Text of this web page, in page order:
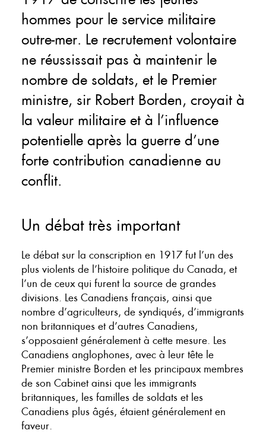
hommes pour le service militaire
outre-mer. Le recrutement volontaire
ne réussissait pas à maintenir le
nombre de soldats, et le Premier
ministre, sir Robert Borden, croyait à
la valeur militaire et à l’influence
potentielle après la guerre d’une
forte contribution canadienne au
conflit.
Un débat très important
Le débat sur la conscription en 1917 fut l’un des
plus violents de l’histoire politique du Canada, et
l’un de ceux qui furent la source de grandes
divisions. Les Canadiens français, ainsi que
nombre d’agriculteurs, de syndiqués, d’immigrants
non britanniques et d’autres Canadiens,
s’opposaient généralement à cette mesure. Les
Canadiens anglophones, avec à leur tête le
Premier ministre Borden et les principaux membres
de son Cabinet ainsi que les immigrants
britanniques, les familles de soldats et les
Canadiens plus âgés, étaient généralement en
faveur.